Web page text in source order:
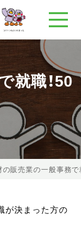
就職！50
の販売業の一般事務で
が決まった方の